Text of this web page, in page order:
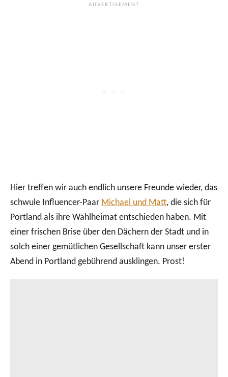
Hier treffen wir auch endlich unsere Freunde wieder, das
schwule Influencer-Paar Michael und Matt, die sich für
Portland als ihre Wahlheimat entschieden haben. Mit
einer frischen Brise über den Dächern der Stadt und in
solch einer gemütlichen Gesellschaft kann unser erster
Abend in Portland gebührend ausklingen. Prost!